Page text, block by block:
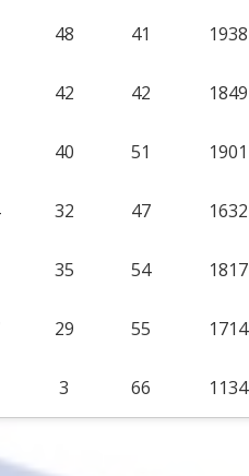
48 41 1938
42 42 1849
40 51 1901
32 47 1632
35 54 1817
29 55 1714
3 66 1134